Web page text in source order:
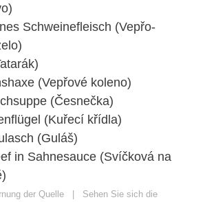
Schweinefleisch (Vepřo-
(Vepřové koleno)
(Česnečka)
(Kuřecí křídla)
(Guláš)
in Sahnesauce (Svíčková na
der Quelle | Sehen Sie sich die